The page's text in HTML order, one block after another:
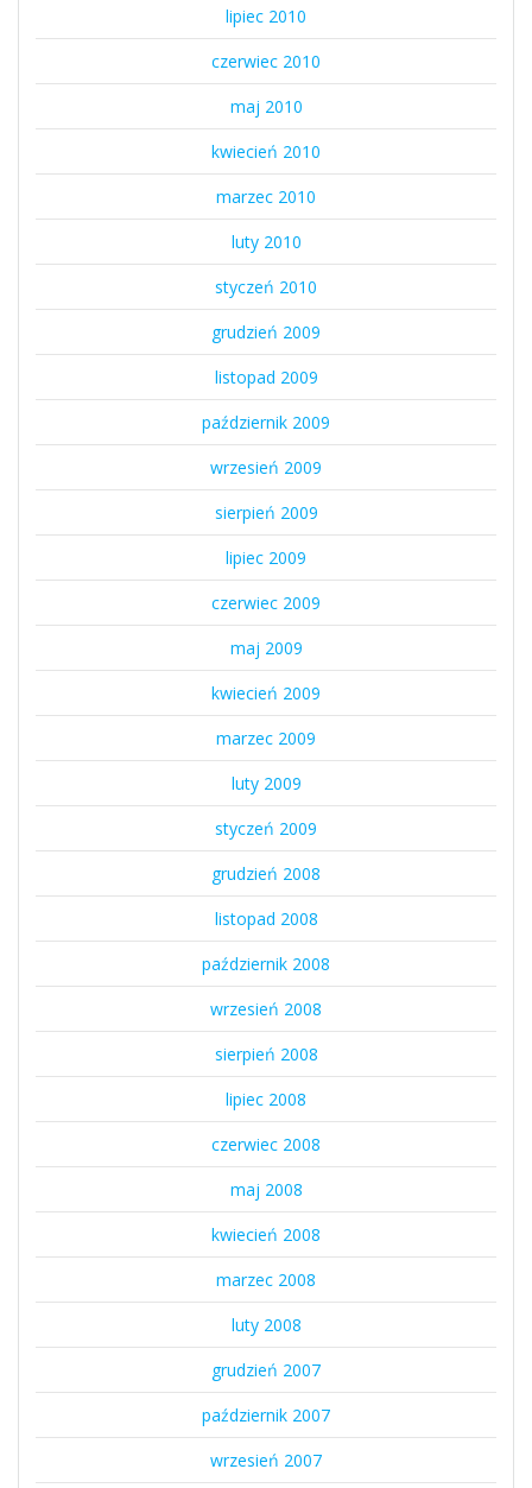
lipiec 2010
czerwiec 2010
maj 2010
kwiecień 2010
marzec 2010
luty 2010
styczeń 2010
grudzień 2009
listopad 2009
październik 2009
wrzesień 2009
sierpień 2009
lipiec 2009
czerwiec 2009
maj 2009
kwiecień 2009
marzec 2009
luty 2009
styczeń 2009
grudzień 2008
listopad 2008
październik 2008
wrzesień 2008
sierpień 2008
lipiec 2008
czerwiec 2008
maj 2008
kwiecień 2008
marzec 2008
luty 2008
grudzień 2007
październik 2007
wrzesień 2007